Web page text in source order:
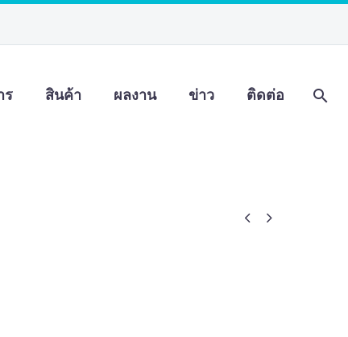
ร สินค้า ผลงาน ข่าว ติดต่อ
 